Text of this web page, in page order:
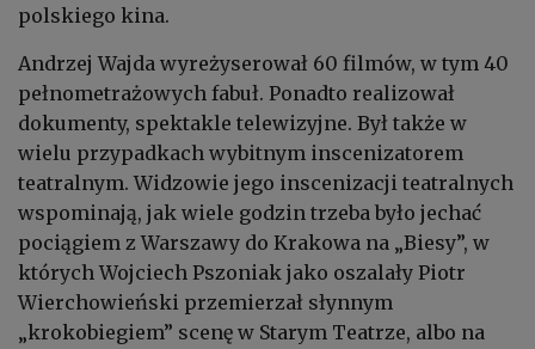
polskiego kina.
Andrzej Wajda wyreżyserował 60 filmów, w tym 40
pełnometrażowych fabuł. Ponadto realizował
dokumenty, spektakle telewizyjne. Był także w
wielu przypadkach wybitnym inscenizatorem
teatralnym. Widzowie jego inscenizacji teatralnych
wspominają, jak wiele godzin trzeba było jechać
pociągiem z Warszawy do Krakowa na „Biesy”, w
których Wojciech Pszoniak jako oszalały Piotr
Wierchowieński przemierzał słynnym
„krokobiegiem” scenę w Starym Teatrze, albo na